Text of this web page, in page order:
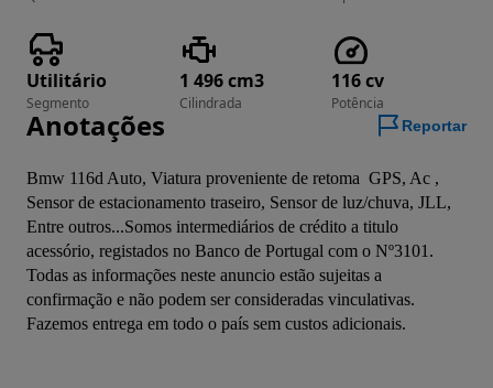
Utilitário
Segmento
1 496 cm3
Cilindrada
116 cv
Potência
Anotações Reportar
Bmw 116d Auto, Viatura proveniente de retoma  GPS, Ac ,
Sensor de estacionamento traseiro, Sensor de luz/chuva, JLL,
Entre outros...Somos intermediários de crédito a titulo
acessório, registados no Banco de Portugal com o Nº3101.
Todas as informações neste anuncio estão sujeitas a
confirmação e não podem ser consideradas vinculativas.
Fazemos entrega em todo o país sem custos adicionais.